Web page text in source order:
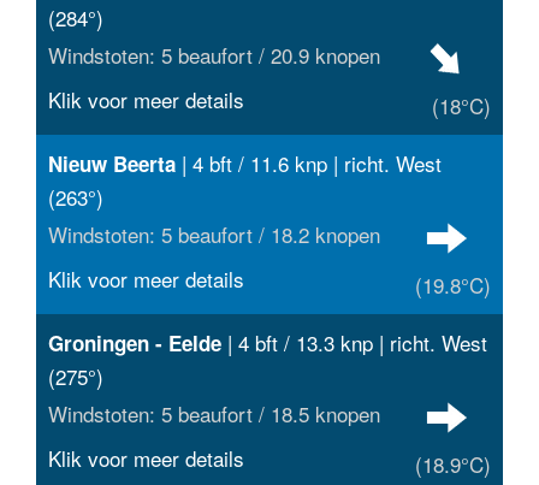
(284°)
Windstoten: 5 beaufort / 20.9 knopen
(18°C)
Klik voor meer details
Nieuw Beerta | 4 bft / 11.6 knp | richt. West
(263°)
Windstoten: 5 beaufort / 18.2 knopen
(19.8°C)
Klik voor meer details
Groningen - Eelde | 4 bft / 13.3 knp | richt. West
(275°)
Windstoten: 5 beaufort / 18.5 knopen
(18.9°C)
Klik voor meer details